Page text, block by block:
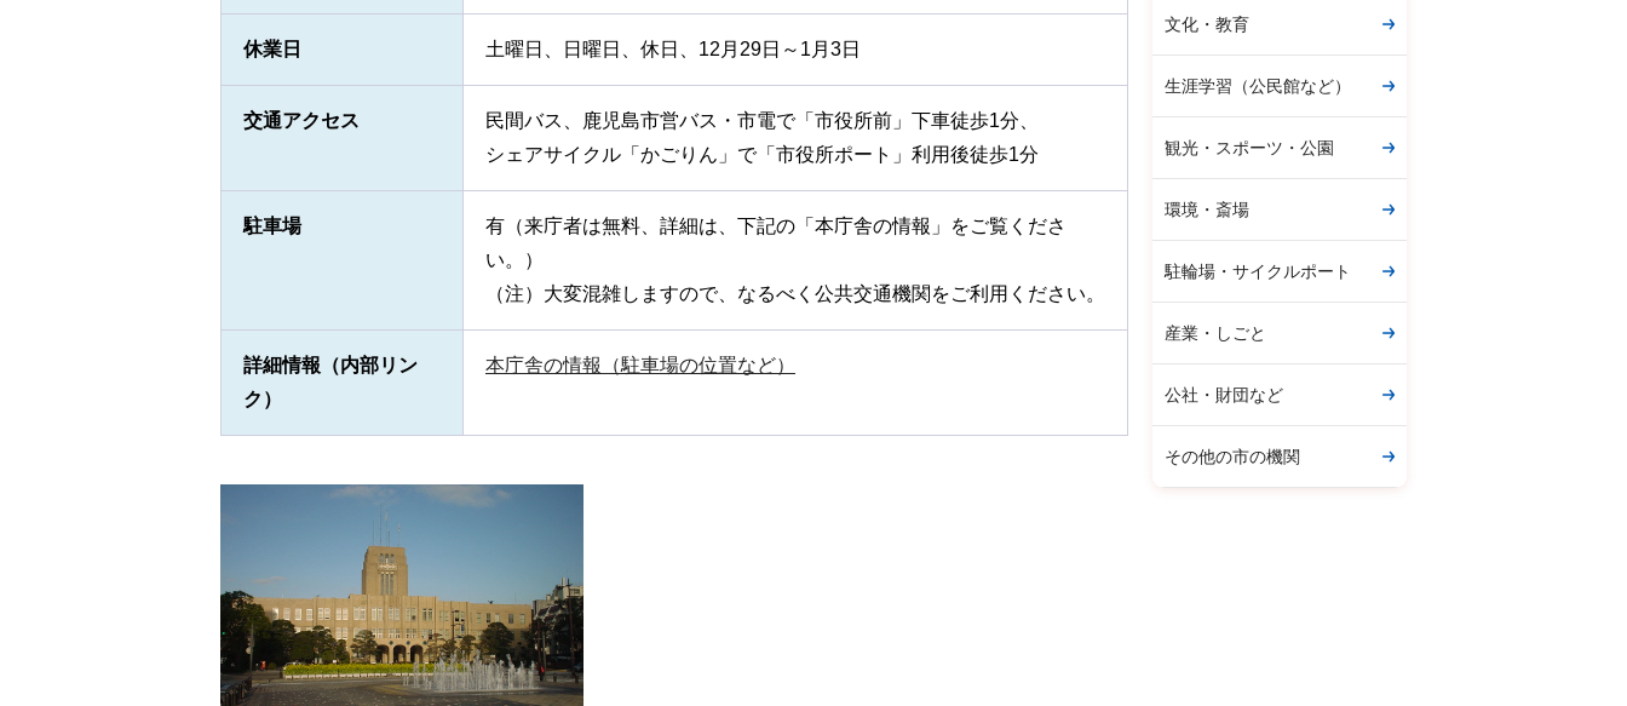
休業日 土曜日、日曜日、休日、12月29日～1月3日
交通アクセス
民間バス、鹿児島市営バス・市電で「市役所前」下車徒歩1分、
シェアサイクル「かごりん」で「市役所ポート」利用後徒歩1分
駐車場
有（来庁者は無料、詳細は、下記の「本庁舎の情報」をご覧くださ
い。）
（注）大変混雑しますので、なるべく公共交通機関をご利用ください。
詳細情報（内部リン
ク）
本庁舎の情報（駐車場の位置など）
文化・教育
生涯学習（公民館など）
観光・スポーツ・公園
環境・斎場
駐輪場・サイクルポート
産業・しごと
公社・財団など
その他の市の機関